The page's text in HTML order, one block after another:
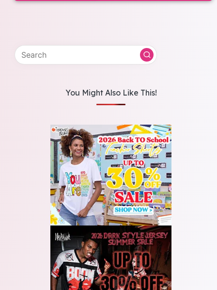
You Might Also Like This!